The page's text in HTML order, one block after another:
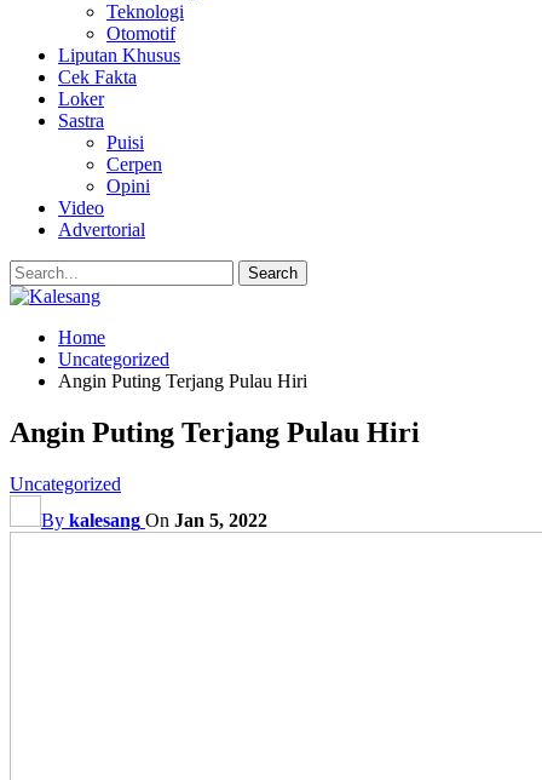
Teknologi
Otomotif
Liputan Khusus
Cek Fakta
Loker
Sastra
Puisi
Cerpen
Opini
Video
Advertorial
Home
Uncategorized
Angin Puting Terjang Pulau Hiri
Angin Puting Terjang Pulau Hiri
Uncategorized
By kalesang On Jan 5, 2022